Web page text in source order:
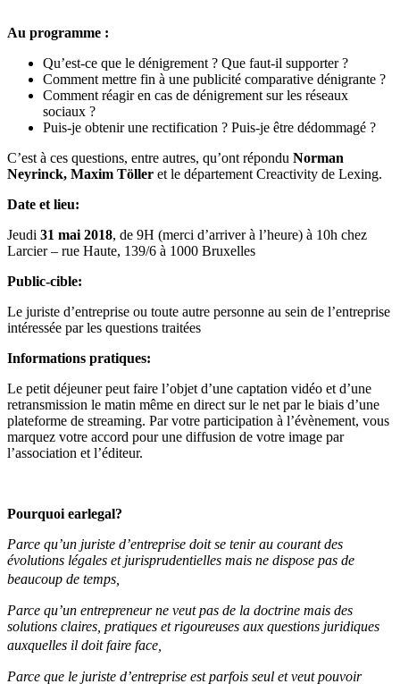
Au programme :
Qu’est-ce que le dénigrement ? Que faut-il supporter ?
Comment mettre fin à une publicité comparative dénigrante ?
Comment réagir en cas de dénigrement sur les réseaux
sociaux ?
Puis-je obtenir une rectification ? Puis-je être dédommagé ?
C’est à ces questions, entre autres, qu’ont répondu Norman
Neyrinck, Maxim Töller et le département Creactivity de Lexing.
Date et lieu:
Jeudi 31 mai 2018, de 9H (merci d’arriver à l’heure) à 10h chez
Larcier – rue Haute, 139/6 à 1000 Bruxelles
Public-cible:
Le juriste d’entreprise ou toute autre personne au sein de l’entreprise
intéressée par les questions traitées
Informations pratiques:
Le petit déjeuner peut faire l’objet d’une captation vidéo et d’une
retransmission le matin même en direct sur le net par le biais d’une
plateforme de streaming. Par votre participation à l’évènement, vous
marquez votre accord pour une diffusion de votre image par
l’association et l’éditeur.
Pourquoi earlegal?
Parce qu’un juriste d’entreprise doit se tenir au courant des
évolutions légales et jurisprudentielles mais ne dispose pas de
beaucoup de temps,
Parce qu’un entrepreneur ne veut pas de la doctrine mais des
solutions claires, pratiques et rigoureuses aux questions juridiques
auxquelles il doit faire face,
Parce que le juriste d’entreprise est parfois seul et veut pouvoir